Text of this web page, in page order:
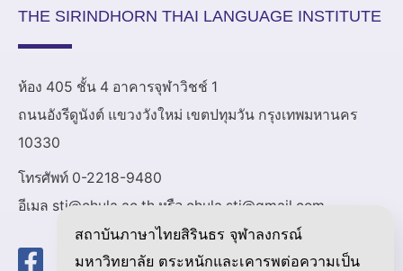
THE SIRINDHORN THAI LANGUAGE INSTITUTE
ห้อง 405 ชั้น 4 อาคารจุฬาวิชช์ 1
ถนนอังรีดูนังต์ แขวงวังใหม่ เขตปทุมวัน กรุงเทพมหานคร
10330
โทรศัพท์ 0-2218-9480
อีเมล sti@chula.ac.th หรือ chula.sti@gmail.com
สถาบันภาษาไทยสิรินธร จุฬาลงกรณ์
มหาวิทยาลัย ตระหนักและเคารพต่อความเป็น